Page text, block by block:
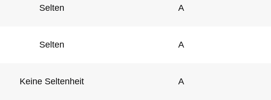
Selten A
Selten A
Keine Seltenheit A